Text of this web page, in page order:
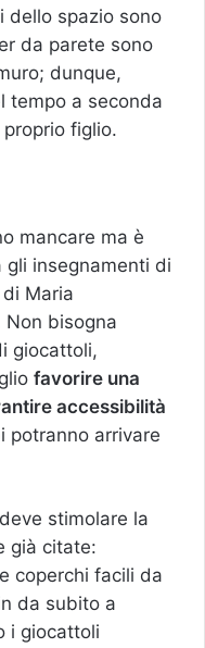
dello spazio sono
da parete sono
dunque,
tempo a seconda
figlio.
mancare ma è
insegnamenti di
Maria
Non bisogna
giocattoli,
favorire una
accessibilità
potranno arrivare
deve stimolare la
già citate:
coperchi facili da
da subito a
i giocattoli